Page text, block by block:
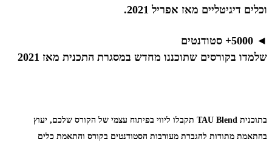
וכלים דיגיטליים מאז אפריל 2021.
◄ 5000+ סטודנטים
שלמדו בקורסים שתוכננו מחדש במסגרת התכנית מאז 2021
בתוכנית TAU Blend תקבלו ליווי בפיתוח עצמי של הקורס שלכם, יעוץ
בהתאמת מתודות להגברת מעורבות הסטודנטים בקורס והתאמת כלים